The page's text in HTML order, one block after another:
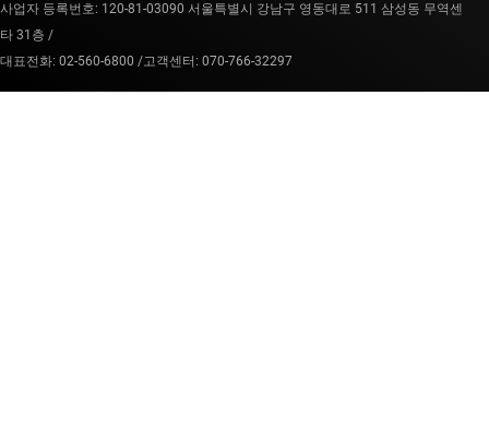
사업자 등록번호: 120-81-03090 서울특별시 강남구 영동대로 511 삼성동 무역센
타 31층 /
대표전화: 02-560-6800 /고객센터: 070-766-32297